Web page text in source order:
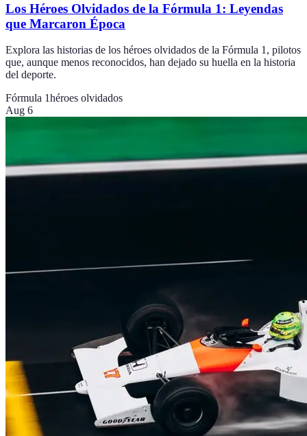
Los Héroes Olvidados de la Fórmula 1: Leyendas
que Marcaron Época
Explora las historias de los héroes olvidados de la Fórmula 1, pilotos
que, aunque menos reconocidos, han dejado su huella en la historia
del deporte.
Fórmula 1héroes olvidados
Aug 6